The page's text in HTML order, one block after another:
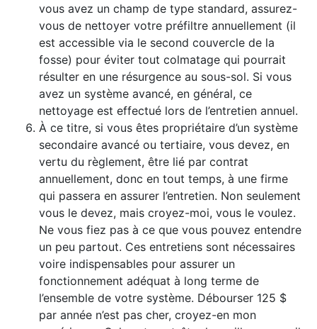
vous avez un champ de type standard, assurez-
vous de nettoyer votre préfiltre annuellement (il
est accessible via le second couvercle de la
fosse) pour éviter tout colmatage qui pourrait
résulter en une résurgence au sous-sol. Si vous
avez un système avancé, en général, ce
nettoyage est effectué lors de l’entretien annuel.
À ce titre, si vous êtes propriétaire d’un système
secondaire avancé ou tertiaire, vous devez, en
vertu du règlement, être lié par contrat
annuellement, donc en tout temps, à une firme
qui passera en assurer l’entretien. Non seulement
vous le devez, mais croyez-moi, vous le voulez.
Ne vous fiez pas à ce que vous pouvez entendre
un peu partout. Ces entretiens sont nécessaires
voire indispensables pour assurer un
fonctionnement adéquat à long terme de
l’ensemble de votre système. Débourser 125 $
par année n’est pas cher, croyez-en mon